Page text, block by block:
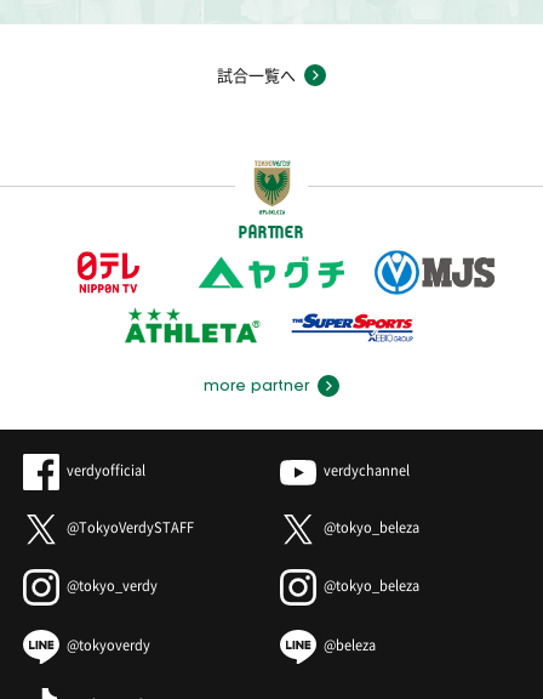
試合一覧へ
PARTNER
more partner
verdyofficial verdychannel
@TokyoVerdySTAFF @tokyo_beleza
@tokyo_verdy @tokyo_beleza
@tokyoverdy @beleza